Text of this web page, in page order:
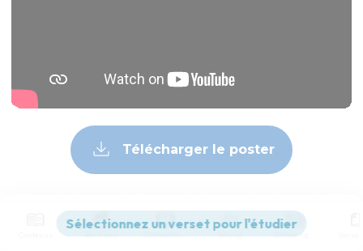
Télécharger le poster
Versions Commentaires Strong